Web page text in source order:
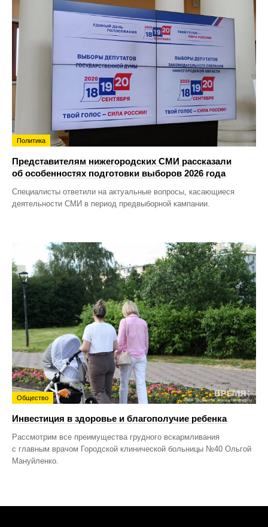
Политика
Представителям нижегородских СМИ рассказали
об особенностях подготовки выборов 2026 года
Специалисты ответили на актуальные вопросы, касающиеся
деятельности СМИ в период предвыборной кампании.
Общество
Инвестиция в здоровье и благополучие ребенка
Рассмотрим все преимущества грудного вскармливания
с главным врачом Городской клинической больницы №40 Ольгой
Мануйленко.